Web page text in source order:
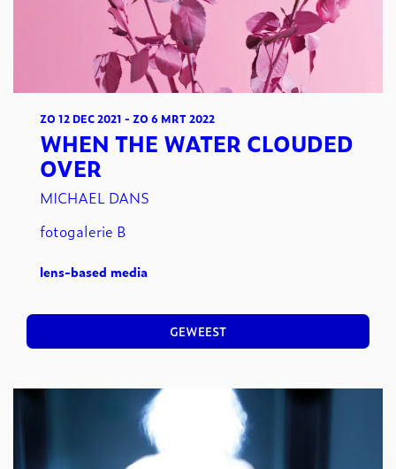
WHEN THE WATER CLOUDED
OVER
MICHAEL DANS
ZO 12 DEC 2021 - ZO 6 MRT 2022
fotogalerie B
lens-based media
GEWEEST